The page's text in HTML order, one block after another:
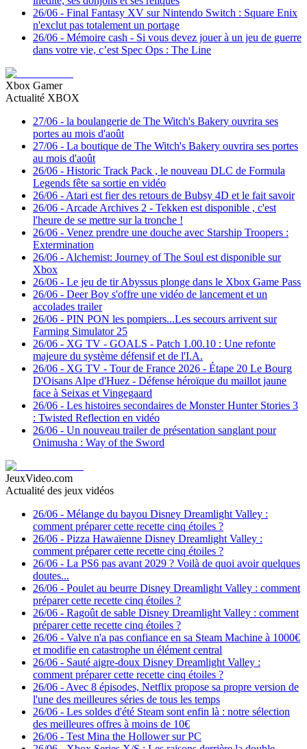
26/06 - Final Fantasy XV sur Nintendo Switch : Square Enix
n'exclut pas totalement un portage
26/06 - Mémoire cash - Si vous devez jouer à un jeu de guerre
dans votre vie, c’est Spec Ops : The Line
Xbox Gamer
Actualité XBOX
27/06 - la boulangerie de The Witch's Bakery ouvrira ses
portes au mois d'août
27/06 - La boutique de The Witch's Bakery ouvrira ses portes
au mois d'août
26/06 - Historic Track Pack , le nouveau DLC de Formula
Legends fête sa sortie en vidéo
26/06 - Atari est fier des retours de Bubsy 4D et le fait savoir
26/06 - Arcade Archives 2 - Tekken est disponible , c'est
l'heure de se mettre sur la tronche !
26/06 - Venez prendre une douche avec Starship Troopers :
Extermination
26/06 - Alchemist: Journey of The Soul est disponible sur
Xbox
26/06 - Le jeu de tir Abyssus plonge dans le Xbox Game Pass
26/06 - Deer Boy s'offre une vidéo de lancement et un
accolades trailer
26/06 - PIN PON les pompiers...Les secours arrivent sur
Farming Simulator 25
26/06 - XG TV - GOALS - Patch 1.00.10 : Une refonte
majeure du système défensif et de l'I.A.
26/06 - XG TV - Tour de France 2026 - Étape 20 Le Bourg
D'Oisans Alpe d'Huez - Défense héroïque du maillot jaune
face à Seixas et Vingegaard
26/06 - Les histoires secondaires de Monster Hunter Stories 3
: Twisted Reflection en vidéo
26/06 - Un nouveau trailer de présentation sanglant pour
Onimusha : Way of the Sword
JeuxVideo.com
Actualité des jeux vidéos
26/06 - Mélange du bayou Disney Dreamlight Valley :
comment préparer cette recette cinq étoiles ?
26/06 - Pizza Hawaïenne Disney Dreamlight Valley :
comment préparer cette recette cinq étoiles ?
26/06 - La PS6 pas avant 2029 ? Voilà de quoi avoir quelques
doutes...
26/06 - Poulet au beurre Disney Dreamlight Valley : comment
préparer cette recette cinq étoiles ?
26/06 - Ragoût de sable Disney Dreamlight Valley : comment
préparer cette recette cinq étoiles ?
26/06 - Valve n'a pas confiance en sa Steam Machine à 1000€
et modifie en catastrophe un élément central
26/06 - Sauté aigre-doux Disney Dreamlight Valley :
comment préparer cette recette cinq étoiles ?
26/06 - Avec 8 épisodes, Netflix propose sa propre version de
l'une des meilleures séries de tous les temps
26/06 - Les soldes d'été Steam sont enfin là : notre sélection
des meilleures offres à moins de 10€
26/06 - Test Mina the Hollower sur PC